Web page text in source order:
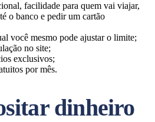
facilidade para quem vai viajar,
o banco e pedir um cartão
você mesmo pode ajustar o limite;
no site;
exclusivos;
por mês.
dinheiro